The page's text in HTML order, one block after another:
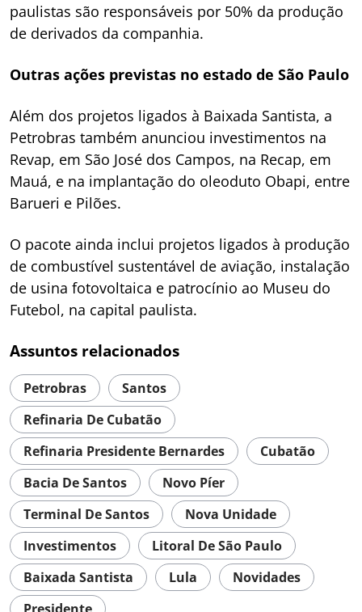
paulistas são responsáveis por 50% da produção
de derivados da companhia.
Outras ações previstas no estado de São Paulo
Além dos projetos ligados à Baixada Santista, a
Petrobras também anunciou investimentos na
Revap, em São José dos Campos, na Recap, em
Mauá, e na implantação do oleoduto Obapi, entre
Barueri e Pilões.
O pacote ainda inclui projetos ligados à produção
de combustível sustentável de aviação, instalação
de usina fotovoltaica e patrocínio ao Museu do
Futebol, na capital paulista.
Assuntos relacionados
Petrobras
Santos
Refinaria De Cubatão
Refinaria Presidente Bernardes
Cubatão
Bacia De Santos
Novo Píer
Terminal De Santos
Nova Unidade
Investimentos
Litoral De São Paulo
Baixada Santista
Lula
Novidades
Presidente